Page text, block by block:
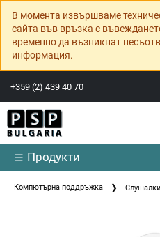
В момента извършваме
сайта във връзка с
временно да възникнат
информация.
+359 (2) 439 40 70
Продукти
Компютърна поддръжка Слушалки